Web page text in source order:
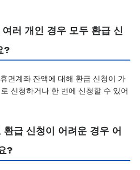
러 개인 경우 모두 환급 신
?
면계좌 잔액에 대해 환급 신청이 가
신청하거나 한 번에 신청할 수 있어
급 신청이 어려운 경우 어
?